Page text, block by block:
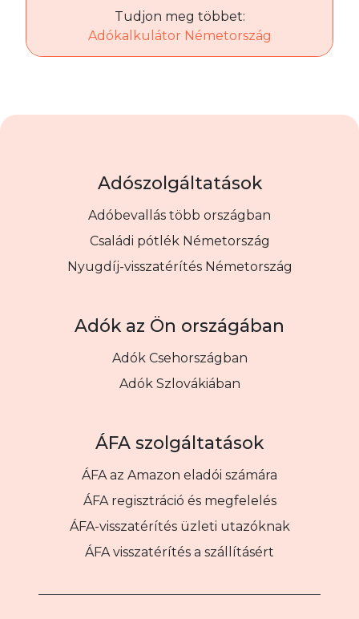
Tudjon meg többet:
Adókalkulátor Németország
Adószolgáltatások
Adóbevallás több országban
Családi pótlék Németország
Nyugdíj-visszatérítés Németország
Adók az Ön országában
Adók Csehországban
Adók Szlovákiában
ÁFA szolgáltatások
ÁFA az Amazon eladói számára
ÁFA regisztráció és megfelelés
ÁFA-visszatérítés üzleti utazóknak
ÁFA visszatérítés a szállításért